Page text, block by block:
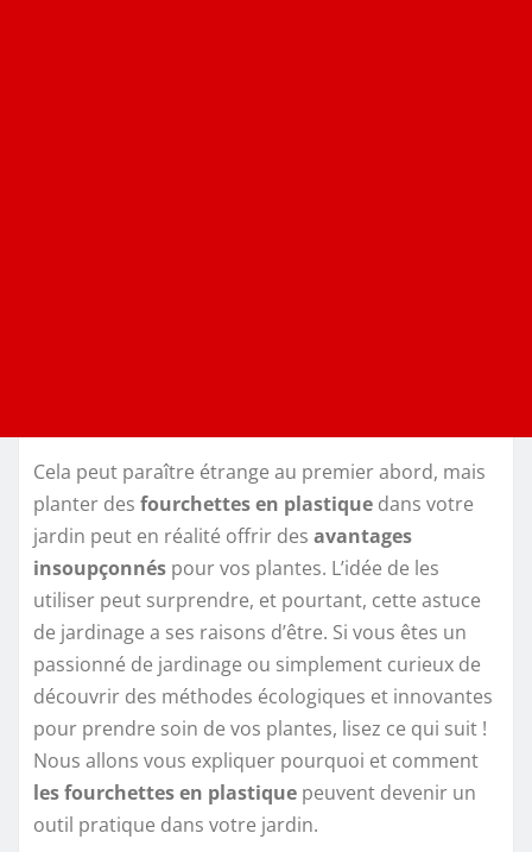
Cela peut paraître étrange au premier abord, mais
planter des fourchettes en plastique dans votre
jardin peut en réalité offrir des avantages
insoupçonnés pour vos plantes. L’idée de les
utiliser peut surprendre, et pourtant, cette astuce
de jardinage a ses raisons d’être. Si vous êtes un
passionné de jardinage ou simplement curieux de
découvrir des méthodes écologiques et innovantes
pour prendre soin de vos plantes, lisez ce qui suit !
Nous allons vous expliquer pourquoi et comment
les fourchettes en plastique peuvent devenir un
outil pratique dans votre jardin.